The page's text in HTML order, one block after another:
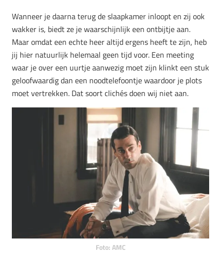
Wanneer je daarna terug de slaapkamer inloopt en zij ook
wakker is, biedt ze je waarschijnlijk een ontbijtje aan.
Maar omdat een echte heer altijd ergens heeft te zijn, heb
jij hier natuurlijk helemaal geen tijd voor. Een meeting
waar je over een uurtje aanwezig moet zijn klinkt een stuk
geloofwaardig dan een noodtelefoontje waardoor je plots
moet vertrekken. Dat soort clichés doen wij niet aan.
Foto: AMC